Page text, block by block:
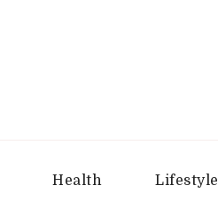
Health Lifestyle